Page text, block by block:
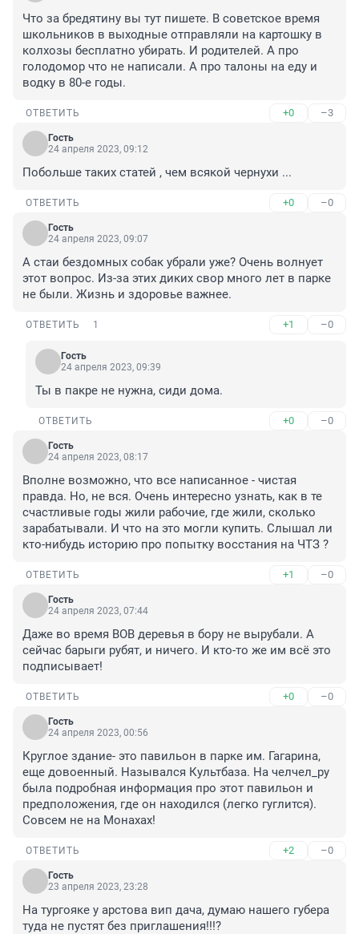
Что за бредятину вы тут пишете. В советское время
школьников в выходные отправляли на картошку в
колхозы бесплатно убирать. И родителей. А про
голодомор что не написали. А про талоны на еду и
водку в 80-е годы.
ОТВЕТИТЬ +0 –3
Гость
24 апреля 2023, 09:12
Побольше таких статей , чем всякой чернухи ...
ОТВЕТИТЬ +0 –0
Гость
24 апреля 2023, 09:07
А стаи бездомных собак убрали уже? Очень волнует
этот вопрос. Из-за этих диких свор много лет в парке
не были. Жизнь и здоровье важнее.
ОТВЕТИТЬ 1 +1 –0
Гость
24 апреля 2023, 09:39
Ты в пакре не нужна, сиди дома.
ОТВЕТИТЬ +0 –0
Гость
24 апреля 2023, 08:17
Вполне возможно, что все написанное - чистая
правда. Но, не вся. Очень интересно узнать, как в те
счастливые годы жили рабочие, где жили, сколько
зарабатывали. И что на это могли купить. Слышал ли
кто-нибудь историю про попытку восстания на ЧТЗ ?
ОТВЕТИТЬ +1 –0
Гость
24 апреля 2023, 07:44
Даже во время ВОВ деревья в бору не вырубали. А
сейчас барыги рубят, и ничего. И кто-то же им всё это
подписывает!
ОТВЕТИТЬ +0 –0
Гость
24 апреля 2023, 00:56
Круглое здание- это павильон в парке им. Гагарина,
еще довоенный. Назывался Культбаза. На челчел_ру
была подробная информация про этот павильон и
предположения, где он находился (легко гуглится).
Совсем не на Монахах!
ОТВЕТИТЬ +2 –0
Гость
23 апреля 2023, 23:28
На тургояке у арстова вип дача, думаю нашего губера
туда не пустят без приглашения!!!?